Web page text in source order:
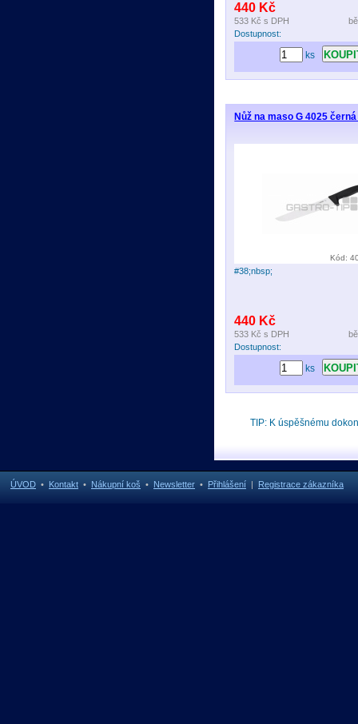
440 Kč
533 Kč s DPH
Dostupnost:
ks
Kód:
Nůž na maso G 4025
#38;nbsp;
440 Kč
533 Kč s DPH
Dostupnost:
ks
TIP: K úspěšnému
ÚVOD • Kontakt • Nákupní koš • Newsletter • Přihlášení | Registrace zákazníka